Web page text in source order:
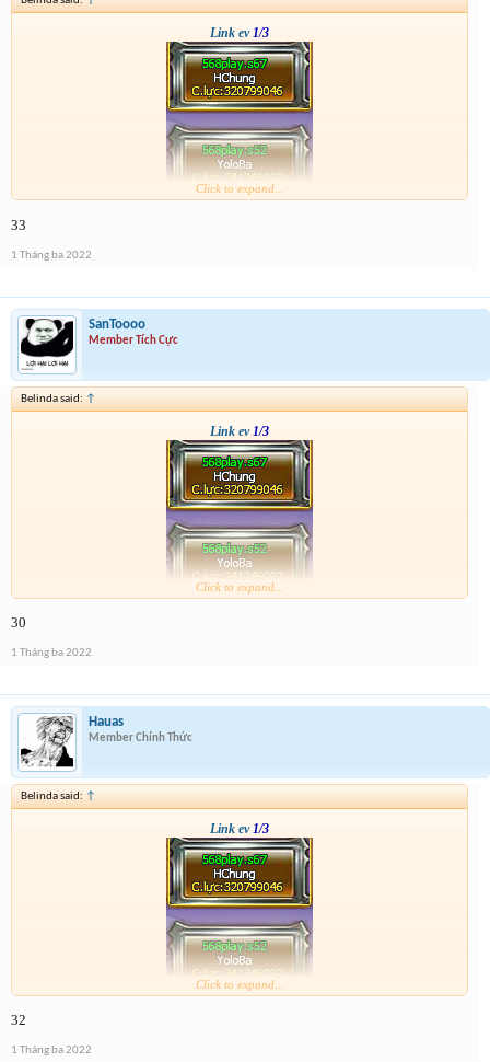
Link ev1/3
Click to expand...
33
1 Tháng ba 2022
SanToooo
Member Tích Cực
Belinda said: ↑
Link ev1/3
Click to expand...
30
1 Tháng ba 2022
Hauas
Member Chính Thức
Belinda said: ↑
Link ev1/3
Click to expand...
32
1 Tháng ba 2022